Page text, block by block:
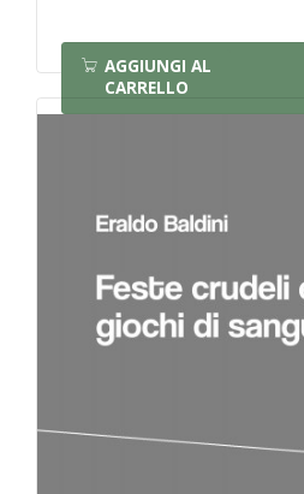
AGGIUNGI AL
CARRELLO